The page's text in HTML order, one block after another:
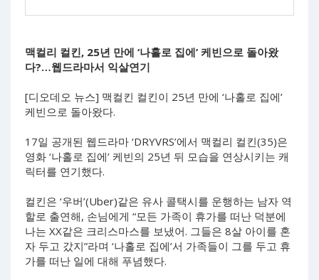
맥컬리 컬킨, 25년 만에 ‘나홀로 집에’ 케빈으로 돌아왔
다?…웹드라마서 익살연기
[디오데오 뉴스] 맥컬킨 컬킨이 25년 만에 ‘나홀로 집에’
케빈으로 돌아왔다.
17일 공개된 웹드라마 ‘DRYVRS’에서 맥컬리 컬킨(35)은
영화 ‘나홀로 집에’ 케빈의 25년 뒤 모습을 연상시키는 캐
릭터를 연기했다.
컬킨은 ‘우버’(Uber)같은 유사 콜택시를 운행하는 남자 역
할로 출연해, 손님에게 “모든 가족이 휴가를 떠난 덕분에
나는 XX같은 크리스마스를 보냈어. 그들은 8살 아이를 혼
자 두고 갔지”라며 ‘나홀로 집에’서 가족들이 그를 두고 휴
가를 떠난 일에 대해 푸념했다.